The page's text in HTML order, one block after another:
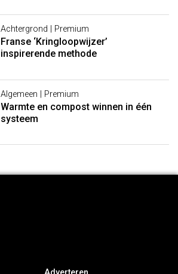
Achtergrond | Premium
Franse ‘Kringloopwijzer’
inspirerende methode
Algemeen | Premium
Warmte en compost winnen in één
systeem